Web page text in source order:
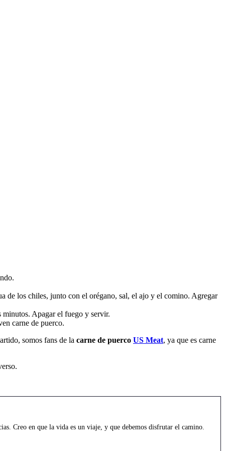
de los chiles, junto con el orégano, sal, el ajo y el comino. Agregar
Apagar el fuego y servir.
carne de puerco.
somos fans de la carne de puerco US Meat, ya que es carne
Creo en que la vida es un viaje, y que debemos disfrutar el camino.